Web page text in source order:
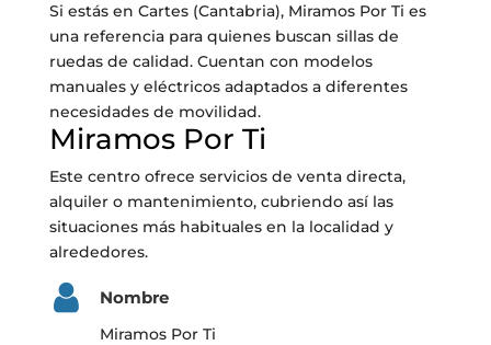
Si estás en Cartes (Cantabria), Miramos Por Ti es
una referencia para quienes buscan sillas de
ruedas de calidad. Cuentan con modelos
manuales y eléctricos adaptados a diferentes
necesidades de movilidad.
Miramos Por Ti
Este centro ofrece servicios de venta directa,
alquiler o mantenimiento, cubriendo así las
situaciones más habituales en la localidad y
alrededores.
Nombre
Miramos Por Ti